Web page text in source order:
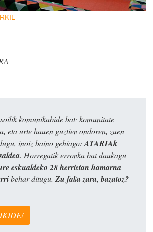
komunikabide bat: komunitate
eta urte hauen guztien ondoren, zuen
inoiz baino gehiago:ATARIAk
. Horregatik erronka bat daukagu
eskualdeko 28 herrietan hamarna
behar ditugu. Zu falta zara, bazatoz?